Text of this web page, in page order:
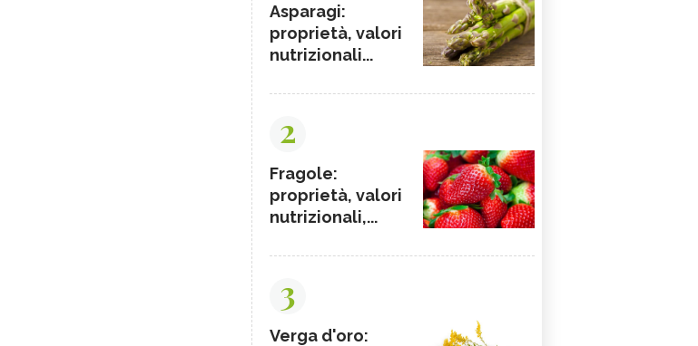
Asparagi:
proprietà, valori
nutrizionali...
2
Fragole:
proprietà, valori
nutrizionali,...
3
Verga d'oro: